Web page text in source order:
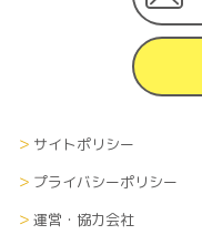
サイトポリシー
プライバシーポリシー
運営・協力会社